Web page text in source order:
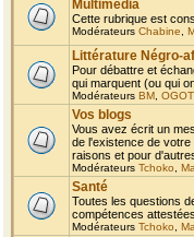
Multimédia
Cette rubrique est
Modérateurs Chabine
Littérature Négro-
Pour débattre et
qui marquent (ou qui
Modérateurs BM
Vos blogs
Vous avez écrit un
de l'existence de
raisons et pour
Modérateurs Tchoko
Santé
Toutes les questions
compétences
Modérateurs Tchoko